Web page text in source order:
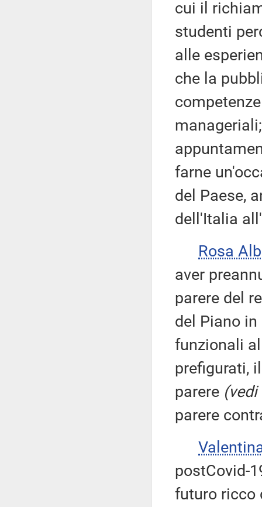
cui il
studenti
alle
che la
farne
del Paese,
dell'Italia
Rosa
aver
parere del
del Piano
funzionali
prefigurati,
parere
parere
postCovid-
futuro ricco